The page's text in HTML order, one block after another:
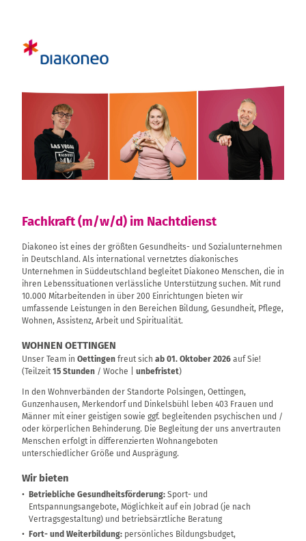
Fachkraft (m/w/d) im Nachtdienst
Diakoneo ist eines der größten Gesundheits- und Sozialunternehmen
in Deutschland. Als international vernetztes diakonisches
Unternehmen in Süddeutschland begleitet Diakoneo Menschen, die in
ihren Lebenssituationen verlässliche Unterstützung suchen. Mit rund
10.000 Mitarbeitenden in über 200 Einrichtungen bieten wir
umfassende Leistungen in den Bereichen Bildung, Gesundheit, Pflege,
Wohnen, Assistenz, Arbeit und Spiritualität.
WOHNEN OETTINGEN
Unser Team in Oettingen freut sich ab 01. Oktober 2026 auf Sie!
(Teilzeit 15 Stunden / Woche | unbefristet)
In den Wohnverbänden der Standorte Polsingen, Oettingen,
Gunzenhausen, Merkendorf und Dinkelsbühl leben 403 Frauen und
Männer mit einer geistigen sowie ggf. begleitenden psychischen und /
oder körperlichen Behinderung. Die Begleitung der uns anvertrauten
Menschen erfolgt in differenzierten Wohnangeboten
unterschiedlicher Größe und Ausprägung.
Wir bieten
Betriebliche Gesundheitsförderung: Sport- und
Entspannungsangebote, Möglichkeit auf ein Jobrad (je nach
Vertragsgestaltung) und betriebsärztliche Beratung
Fort- und Weiterbildung: persönliches Bildungsbudget,